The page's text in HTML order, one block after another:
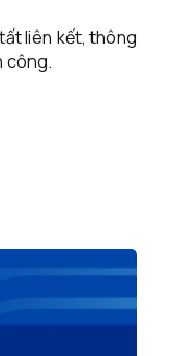
liên kết, thông
công.